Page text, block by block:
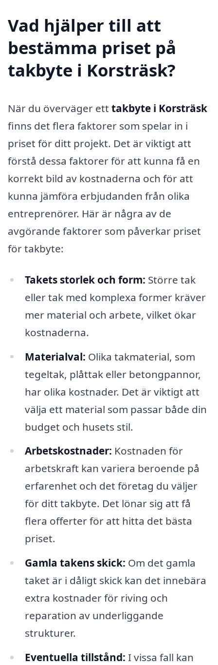
Vad hjälper till att
bestämma priset på
takbyte i Korsträsk?
När du överväger ett takbyte i Korsträsk
finns det flera faktorer som spelar in i
priset för ditt projekt. Det är viktigt att
förstå dessa faktorer för att kunna få en
korrekt bild av kostnaderna och för att
kunna jämföra erbjudanden från olika
entreprenörer. Här är några av de
avgörande faktorer som påverkar priset
för takbyte:
Takets storlek och form: Större tak
eller tak med komplexa former kräver
mer material och arbete, vilket ökar
kostnaderna.
Materialval: Olika takmaterial, som
tegeltak, plåttak eller betongpannor,
har olika kostnader. Det är viktigt att
välja ett material som passar både din
budget och husets stil.
Arbetskostnader: Kostnaden för
arbetskraft kan variera beroende på
erfarenhet och det företag du väljer
för ditt takbyte. Det lönar sig att få
flera offerter för att hitta det bästa
priset.
Gamla takens skick: Om det gamla
taket är i dåligt skick kan det innebära
extra kostnader för riving och
reparation av underliggande
strukturer.
Eventuella tillstånd: I vissa fall kan